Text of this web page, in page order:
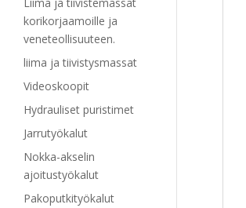
korikorjaamoille ja
veneteollisuuteen.
liima ja tiivistysmassat
Videoskoopit
Hydrauliset puristimet
Jarrutyökalut
Nokka-akselin
ajoitustyökalut
Pakoputkityökalut